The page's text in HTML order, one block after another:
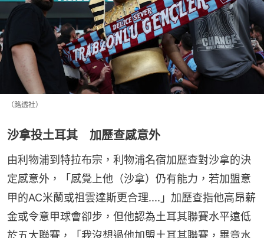
（路透社）
沙拿投土耳其 加歷查感意外
由利物浦到特拉布宗，利物浦名宿加歷查對沙拿的決
定感意外，「感覺上他（沙拿）仍有能力，若加盟意
甲的AC米蘭或祖雲達斯更合理....」加歷查指他高昂薪
金或令意甲球會卻步，但他認為土耳其聯賽水平遠低